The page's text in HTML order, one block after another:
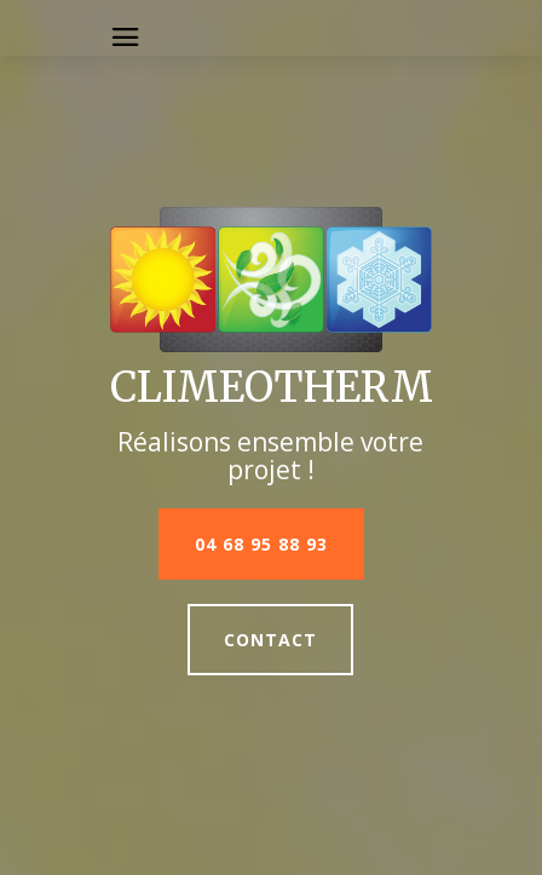
CLIMEOTHERM
Réalisons ensemble votre
projet !
04 68 95 88 93
CONTACT